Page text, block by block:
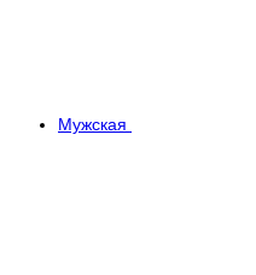
Мужская